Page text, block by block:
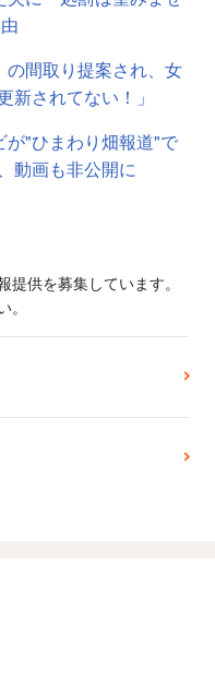
間取り提案され、女
新されてない！」
"ひまわり畑報道"で
動画も非公開に
供を募集しています。